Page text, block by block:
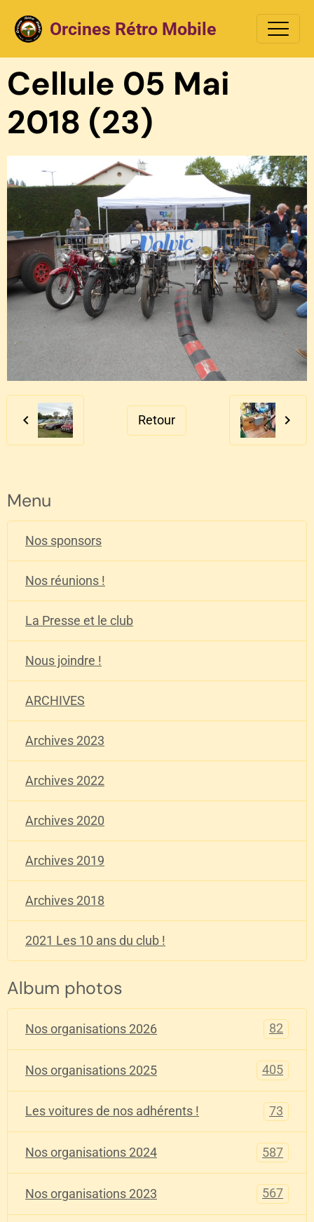
Orcines Rétro Mobile
Cellule 05 Mai
2018 (23)
Retour
Menu
Nos sponsors
Nos réunions !
La Presse et le club
Nous joindre !
ARCHIVES
Archives 2023
Archives 2022
Archives 2020
Archives 2019
Archives 2018
2021 Les 10 ans du club !
Album photos
Nos organisations 2026 82
Nos organisations 2025 405
Les voitures de nos adhérents ! 73
Nos organisations 2024 587
Nos organisations 2023 567